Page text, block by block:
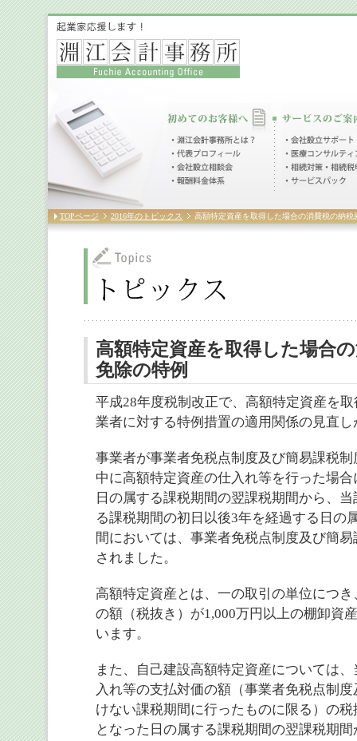
TOPページ 2016年のトピックス 高額特定資産を取得した場合の消費税の納税
高額特定資産を取得した場合
免除の特例
平成28年度税制改正で、高額特定資産を
業者に対する特例措置の適用関係の見直
事業者が事業者免税点制度及び簡易課税
中に高額特定資産の仕入れ等を行った場
日の属する課税期間の翌課税期間から、
る課税期間の初日以後3年を経過する日の
間においては、事業者免税点制度及び簡
されました。
高額特定資産とは、一の取引の単位につ
の額（税抜き）が1,000万円以上の棚卸資
います。
また、自己建設高額特定資産については
入れ等の支払対価の額（事業者免税点制
けない課税期間に行ったものに限る）の
となった日の属する課税期間の翌課税期